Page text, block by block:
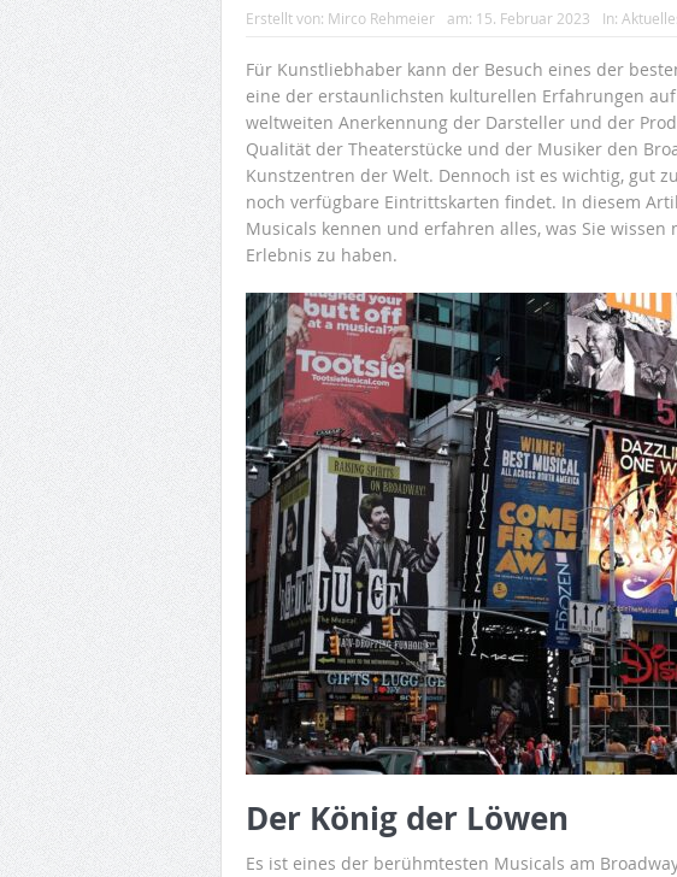
Erstellt von: Mirco Rehmeier am: 15. Februar 2023 In:
Für Kunstliebhaber kann der Besuch eines der
eine der erstaunlichsten kulturellen Erfahrungen
weltweiten Anerkennung der Darsteller und der
Qualität der Theaterstücke und der Musiker den
Kunstzentren der Welt. Dennoch ist es wichtig, gut
noch verfügbare Eintrittskarten findet. In diesem
Musicals kennen und erfahren alles, was Sie wissen
Erlebnis zu haben.
Der König der Löwen
Es ist eines der berühmtesten Musicals am